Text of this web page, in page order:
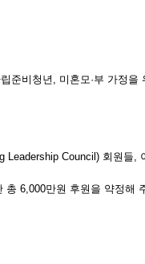
준비청년, 미혼모·부 가정을
Leadership Council) 회원
총 6,000만원 후원을 약정해